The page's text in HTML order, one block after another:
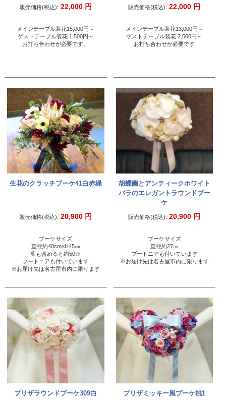
販売価格(税込): 22,000 円
メインテーブル装花15,000円～
ゲストテーブル装花 1,500円～
お打ち合わせが必要です。
販売価格(税込): 22,000 円
メインデーブル装花13,000円～
ゲストテーブル装花 2,500円～
お打ち合わせが必要です
生花のクラッチブーケ41白赤緑
販売価格(税込): 20,900 円
ブーケサイズ
直径約40cm×H45㎝
葉も含めると約50㎝
ブートニアも付いています
※お届け先は名古屋市内に限ります
胡蝶蘭とアンティークホワイト
バラのエレガントラウンドブー
ケ
販売価格(税込): 20,900 円
ブーケサイズ
直径約27㎝
ブートニアも付いています
※お届け先は名古屋市内に限ります
プリザラウンドブーケ309白 プリザミッキー風ブーケ桃1